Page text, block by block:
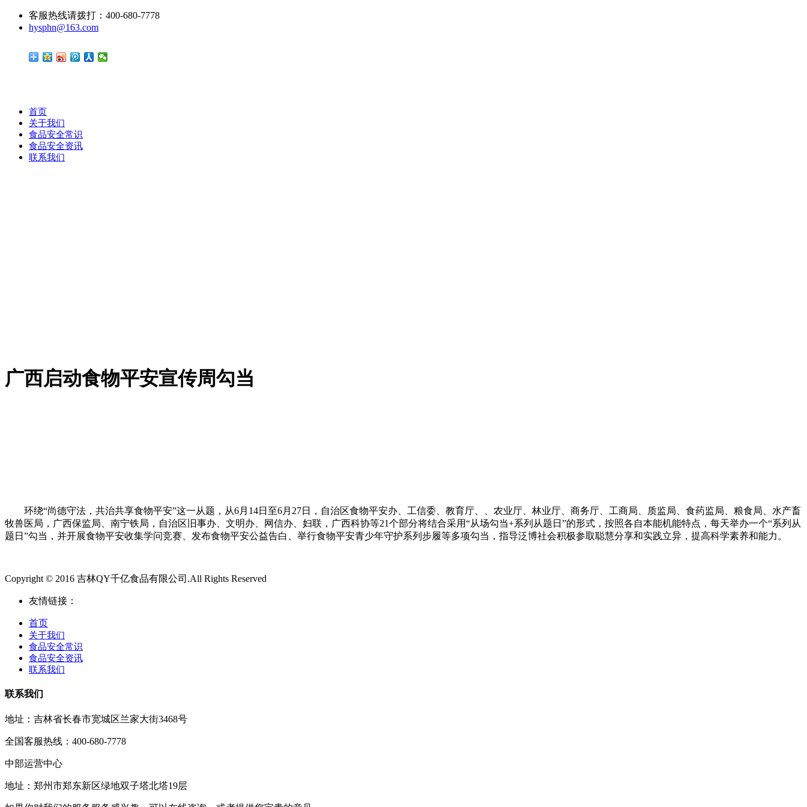
客服热线请拨打：400-680-7778
hysphn@163.com
首页
关于我们
食品安全常识
食品安全资讯
联系我们
广西启动食物平安宣传周勾当
环绕“尚德守法，共治共享食物平安”这一从题，从6月14日至6月27日，自治区食物平安办、工信委、教育厅、、农业厅、林业厅、商务厅、工商局、质监局、食药监局、粮食局、水产畜
牧兽医局，广西保监局、南宁铁局，自治区旧事办、文明办、网信办、妇联，广西科协等21个部分将结合采用“从场勾当+系列从题日”的形式，按照各自本能机能特点，每天举办一个“系列从
题日”勾当，并开展食物平安收集学问竞赛、发布食物平安公益告白、举行食物平安青少年守护系列步履等多项勾当，指导泛博社会积极参取聪慧分享和实践立异，提高科学素养和能力。
Copyright © 2016 吉林QY千亿食品有限公司.All Rights Reserved
友情链接：
首页
关于我们
食品安全常识
食品安全资讯
联系我们
联系我们
地址：吉林省长春市宽城区兰家大街3468号
全国客服热线：400-680-7778
中部运营中心
地址：郑州市郑东新区绿地双子塔北塔19层